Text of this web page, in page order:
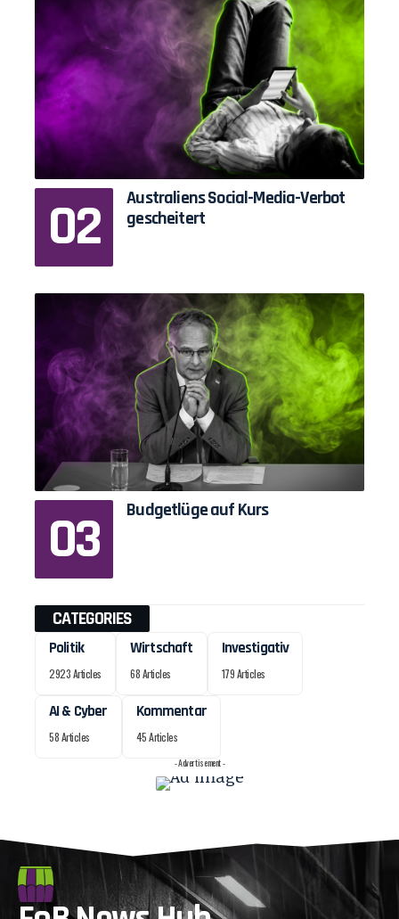
Australiens Social-Media-Verbot
gescheitert
Budgetlüge auf Kurs
CATEGORIES
Politik
2923 Articles
Wirtschaft
68 Articles
Investigativ
179 Articles
AI & Cyber
58 Articles
Kommentar
45 Articles
- Advertisement -